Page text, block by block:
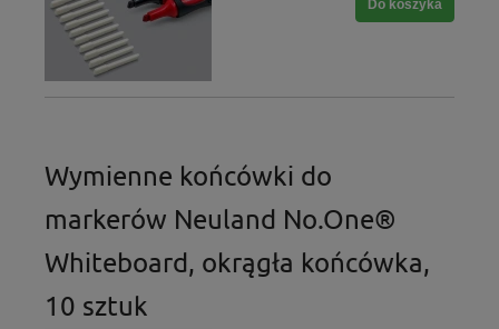
Do koszyka
Wymienne końcówki do
markerów Neuland No.One®
Whiteboard, okrągła końcówka,
10 sztuk